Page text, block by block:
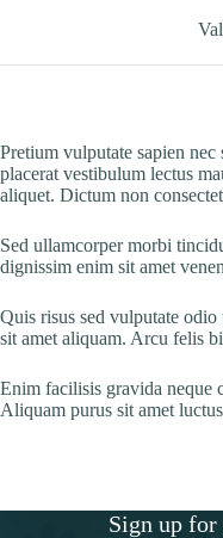
Pretium vulputate sapien
placerat vestibulum lectus
aliquet. Dictum non
Sed ullamcorper morbi
dignissim enim sit amet
Quis risus sed vulputate
sit amet aliquam. Arcu felis
Enim facilisis gravida neque
Aliquam purus sit amet
Sign up